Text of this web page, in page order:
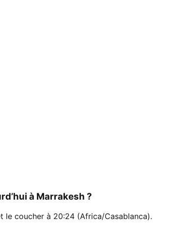
à Marrakesh ?
le coucher à 20:24 (Africa/Casablanca).